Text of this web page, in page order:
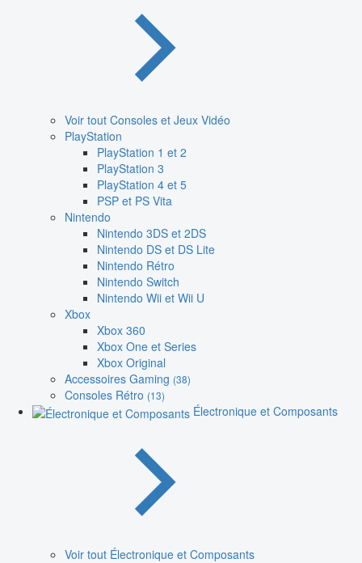
Voir tout Consoles et Jeux Vidéo
PlayStation
PlayStation 1 et 2
PlayStation 3
PlayStation 4 et 5
PSP et PS Vita
Nintendo
Nintendo 3DS et 2DS
Nintendo DS et DS Lite
Nintendo Rétro
Nintendo Switch
Nintendo Wii et Wii U
Xbox
Xbox 360
Xbox One et Series
Xbox Original
Accessoires Gaming (38)
Consoles Rétro (13)
Électronique et Composants
Voir tout Électronique et Composants